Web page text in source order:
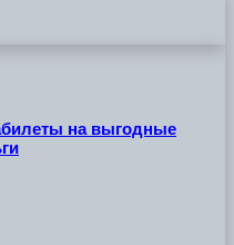
на выгодные